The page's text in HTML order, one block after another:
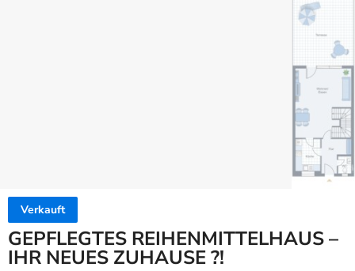
Verkauft
GEPFLEGTES REIHENMITTELHAUS –
IHR NEUES ZUHAUSE ?!